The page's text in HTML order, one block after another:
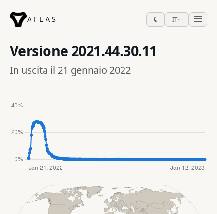
ATLAS IT
Versione 2021.44.30.11
In uscita il 21 gennaio 2022